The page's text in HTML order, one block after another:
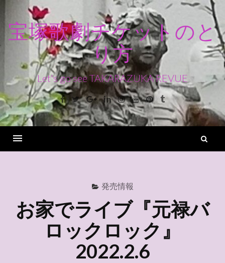
ン
ス
キ
ッ
宝塚歌劇チケットのと
り方
Let's go see TAKARAZUKA REVUE
Facebook
TwitterGoogle+LinkedinInstagram
YoutubePinterest
Tumblr
発売情報
お家でライブ『元禄バ
ロックロック』
2022.2.6